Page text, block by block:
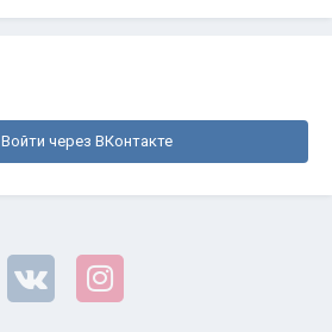
Войти через ВКонтакте